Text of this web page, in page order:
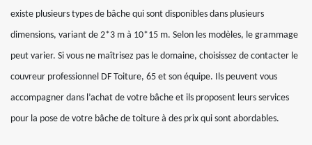
existe plusieurs types de bâche qui sont disponibles dans plusieurs
dimensions, variant de 2*3 m à 10*15 m. Selon les modèles, le grammage
peut varier. Si vous ne maîtrisez pas le domaine, choisissez de contacter le
couvreur professionnel DF Toiture, 65 et son équipe. Ils peuvent vous
accompagner dans l’achat de votre bâche et ils proposent leurs services
pour la pose de votre bâche de toiture à des prix qui sont abordables.